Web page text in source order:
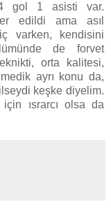
4 gol 1 asisti var.
edildi ama asıl
varken, kendisini
de forvet
orta kalitesi,
ayrı konu da,
keşke diyelim.
ısrarcı olsa da